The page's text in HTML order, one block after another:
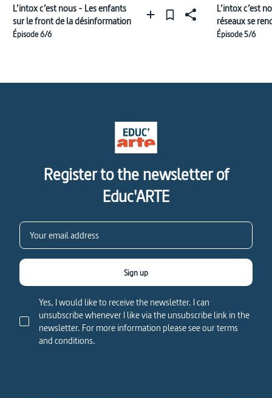
L’intox c’est nous - Les enfants
sur le front de la désinformation
Épisode 6/6
L’intox c’est
réseaux se
indispensables
Épisode 5/6
Register to the newsletter of
Educ'ARTE
Yes, I would like to receive the newsletter. I can
unsubscribe whenever I like via the unsubscribe link in the
newsletter. For more information please see our terms
and conditions.
Sign up